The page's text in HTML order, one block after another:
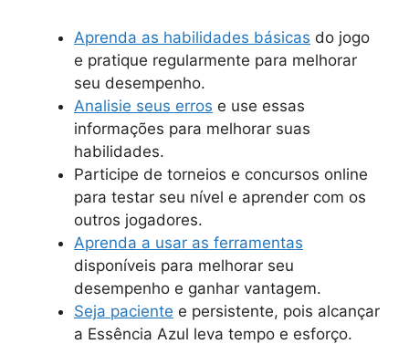
Aprenda as habilidades básicas do jogo
e pratique regularmente para melhorar
seu desempenho.
Analisie seus erros e use essas
informações para melhorar suas
habilidades.
Participe de torneios e concursos online
para testar seu nível e aprender com os
outros jogadores.
Aprenda a usar as ferramentas
disponíveis para melhorar seu
desempenho e ganhar vantagem.
Seja paciente e persistente, pois alcançar
a Essência Azul leva tempo e esforço.